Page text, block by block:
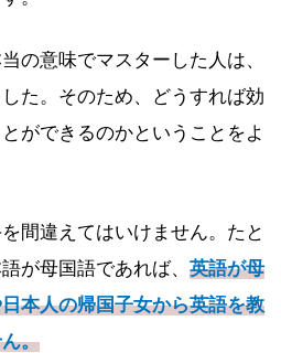
の意味でマスターした人は、
た。そのため、どうすれば効
ができるのかということをよ
間違えてはいけません。たと
が母国語であれば、 英語が母
本人の帰国子女から英語を教
。